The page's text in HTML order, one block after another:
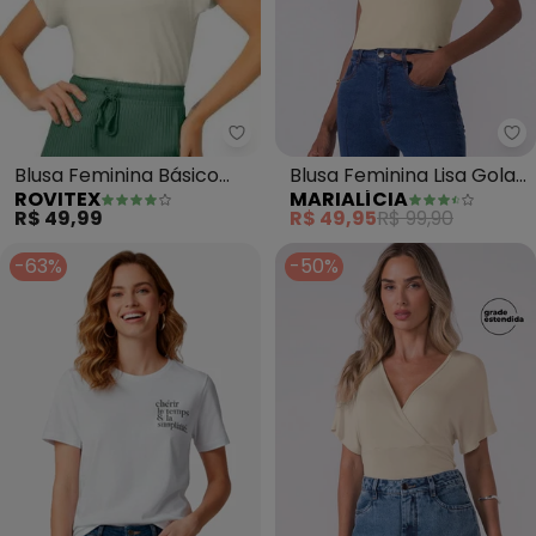
Rovitex - Blusa Feminina
Blusa Feminina Básico
(Bege)
ROVITEX
R$ 49,99
Blusa Feminina Lisa Gola
Alta (Bege)
MARIALÍCIA
R$ 49,95R$ 99,90
-63%
-50%